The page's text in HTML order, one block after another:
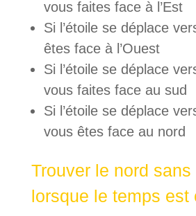
vous faites face à l’Est
Si l’étoile se déplace
êtes face à l’Ouest
Si l’étoile se déplace
vous faites face au sud
Si l’étoile se déplace
vous êtes face au nord
Trouver le nord
lorsque le temps est